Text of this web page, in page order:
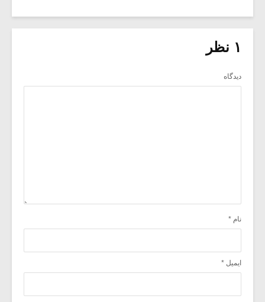
۱ نظر
دیدگاه
نام *
ایمیل *